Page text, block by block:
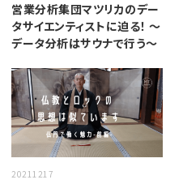
営業分析集団マツリカのデー
タサイエンティストに迫る！ 〜
データ分析はサウナで行う〜
20211217